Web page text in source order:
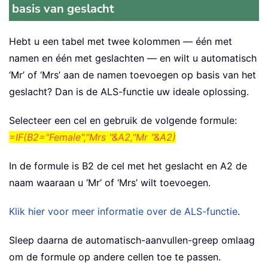
basis van geslacht
Hebt u een tabel met twee kolommen — één met
namen en één met geslachten — en wilt u automatisch
‘Mr’ of ‘Mrs’ aan de namen toevoegen op basis van het
geslacht? Dan is de ALS-functie uw ideale oplossing.
Selecteer een cel en gebruik de volgende formule:
=IF(B2="Female","Mrs "&A2,"Mr "&A2)
In de formule is B2 de cel met het geslacht en A2 de
naam waaraan u ‘Mr’ of ‘Mrs’ wilt toevoegen.
Klik hier voor meer informatie over de ALS-functie.
Sleep daarna de automatisch-aanvullen-greep omlaag
om de formule op andere cellen toe te passen.